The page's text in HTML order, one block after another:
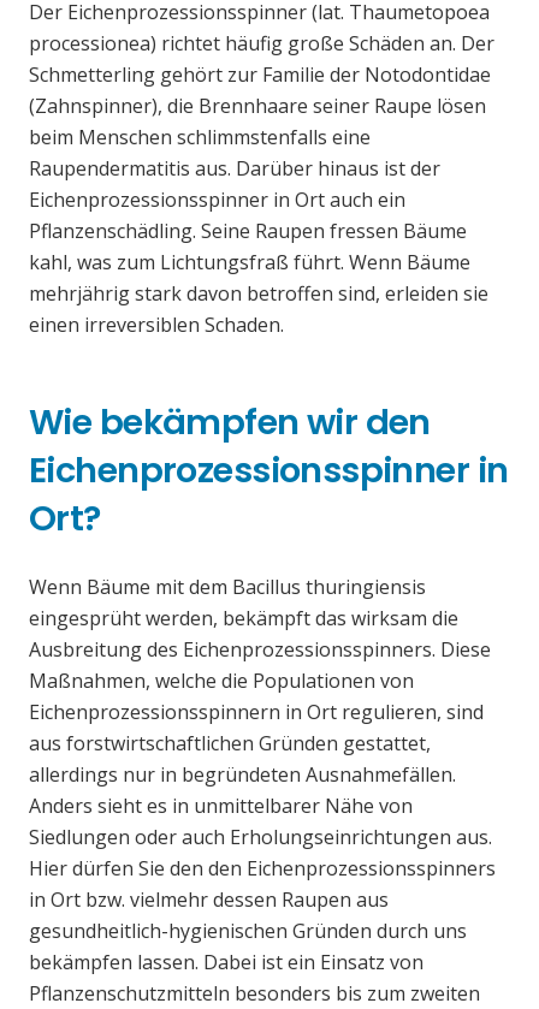
Der Eichenprozessionsspinner (lat. Thaumetopoea
processionea) richtet häufig große Schäden an. Der
Schmetterling gehört zur Familie der Notodontidae
(Zahnspinner), die Brennhaare seiner Raupe lösen
beim Menschen schlimmstenfalls eine
Raupendermatitis aus. Darüber hinaus ist der
Eichenprozessionsspinner in Ort auch ein
Pflanzenschädling. Seine Raupen fressen Bäume
kahl, was zum Lichtungsfraß führt. Wenn Bäume
mehrjährig stark davon betroffen sind, erleiden sie
einen irreversiblen Schaden.
Wie bekämpfen wir den
Eichenprozessionsspinner in
Ort?
Wenn Bäume mit dem Bacillus thuringiensis
eingesprüht werden, bekämpft das wirksam die
Ausbreitung des Eichenprozessionsspinners. Diese
Maßnahmen, welche die Populationen von
Eichenprozessionsspinnern in Ort regulieren, sind
aus forstwirtschaftlichen Gründen gestattet,
allerdings nur in begründeten Ausnahmefällen.
Anders sieht es in unmittelbarer Nähe von
Siedlungen oder auch Erholungseinrichtungen aus.
Hier dürfen Sie den den Eichenprozessionsspinners
in Ort bzw. vielmehr dessen Raupen aus
gesundheitlich-hygienischen Gründen durch uns
bekämpfen lassen. Dabei ist ein Einsatz von
Pflanzenschutzmitteln besonders bis zum zweiten